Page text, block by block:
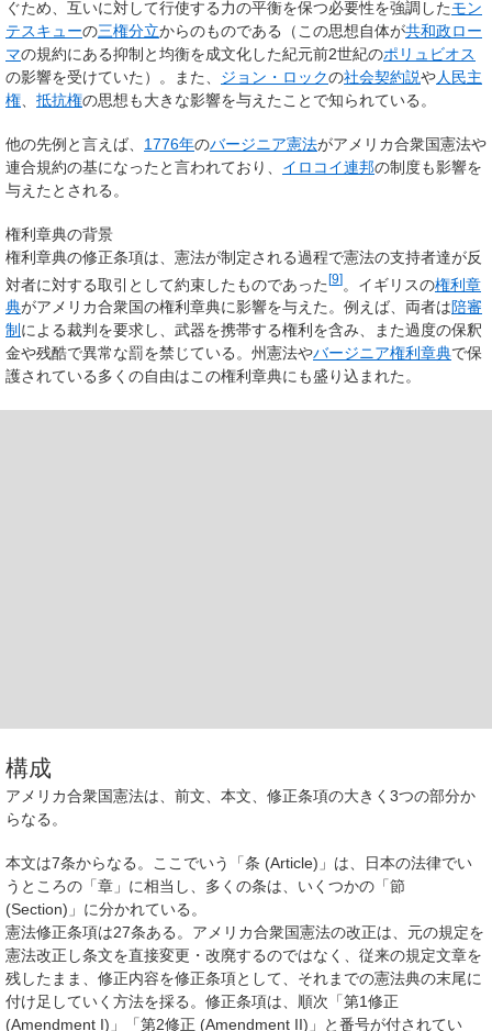
ぐため、互いに対して行使する力の平衡を保つ必要性を強調したモン
テスキューの三権分立からのものである（この思想自体が共和政ロー
マの規約にある抑制と均衡を成文化した紀元前2世紀のポリュビオス
の影響を受けていた）。また、 ジョン・ロックの社会契約説や人民主
権、 抵抗権の思想も大きな影響を与えたことで知られている。
他の先例と言えば、 1776年のバージニア憲法がアメリカ合衆国憲法や
連合規約の基になったと言われており、 イロコイ連邦の制度も影響を
与えたとされる。
権利章典の背景
権利章典の修正条項は、憲法が制定される過程で憲法の支持者達が反
対者に対する取引として約束したものであった[9] 。イギリスの権利章
典がアメリカ合衆国の権利章典に影響を与えた。例えば、両者は陪審
制 による裁判を要求し、武器を携帯する権利を含み、また過度の保釈
金や残酷で異常な罰を禁じている。州憲法やバージニア権利章典で保
護されている多くの自由はこの権利章典にも盛り込まれた。
構成
アメリカ合衆国憲法は、 前文 本文 修正条項の大きく3つの部分か
らなる。
本文は7条からなる。ここでいう「条 (Article)」は、日本の法律でい
うところの「章」に相当し、多くの条は、いくつかの「節
(Section)」に分かれている。
憲法修正条項は27条ある。アメリカ合衆国憲法の改正は、元の規定を
憲法改正し条文を直接変更・改廃するのではなく、従来の規定文章を
残したまま、修正内容を修正条項として、それまでの憲法典の末尾に
付け足していく方法を採る。修正条項は、順次「第1修正
(Amendment I)」「第2修正 (Amendment II)」と番号が付されてい